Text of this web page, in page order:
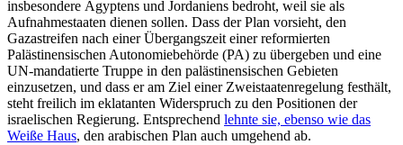
insbesondere Ägyptens und Jor­daniens bedroht, weil sie als
Aufnahme­staaten dienen sollen. Dass der Plan vor­sieht, den
Gazastreifen nach einer Übergangszeit einer reformierten
Palästinensi­schen Autonomiebehörde (PA) zu über­geben und eine
UN-mandatierte Truppe in den palästinensischen Gebieten
einzusetzen, und dass er am Ziel einer Zweistaatenregelung festhält,
steht freilich im eklatanten Widerspruch zu den Positionen der
israelischen Regierung. Entsprechend lehn­te sie, ebenso wie das
Weiße Haus, den arabischen Plan auch umgehend ab.